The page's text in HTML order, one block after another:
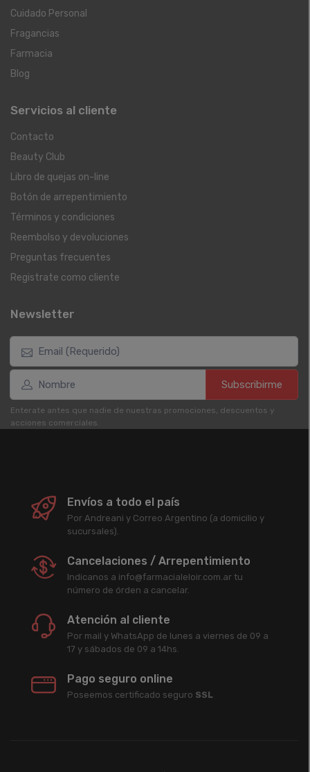
Cuidado Personal
Fragancias
Farmacia
Blog
Servicios al cliente
Contacto
Beauty Club
Libro de quejas on-line
Botón de arrepentimiento
Términos y condiciones
Reembolso y devoluciones
Preguntas frecuentes
Registrate como cliente
Newsletter
Subscribirme
Enterate antes que nadie de nuestras promociones, descuentos y
acciones comerciales.
Envíos a todo el país
Por Andreani y Correo Argentino (a domicilio y
sucursales).
Cancelaciones / Arrepentimiento
Indicanos a info@farmacialeloir.com.ar tu
número de órden a cancelar.
Atención al cliente
Por mail y WhatsApp de lunes a viernes de 09 a
17 y sábados de 09 a 14hs.
Pago seguro online
Poseemos certificado seguro SSL